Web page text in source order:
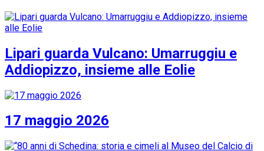
Lipari guarda Vulcano: Umarruggiu e
Addiopizzo, insieme alle Eolie
17 maggio 2026